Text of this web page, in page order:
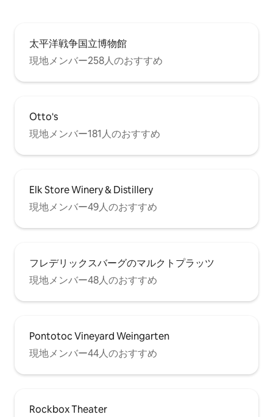
太平洋戦争国立博物館
現地メンバー258人のおすすめ
Otto's
現地メンバー181人のおすすめ
Elk Store Winery & Distillery
現地メンバー49人のおすすめ
フレデリックスバーグのマルクトプラッツ
現地メンバー48人のおすすめ
Pontotoc Vineyard Weingarten
現地メンバー44人のおすすめ
Rockbox Theater